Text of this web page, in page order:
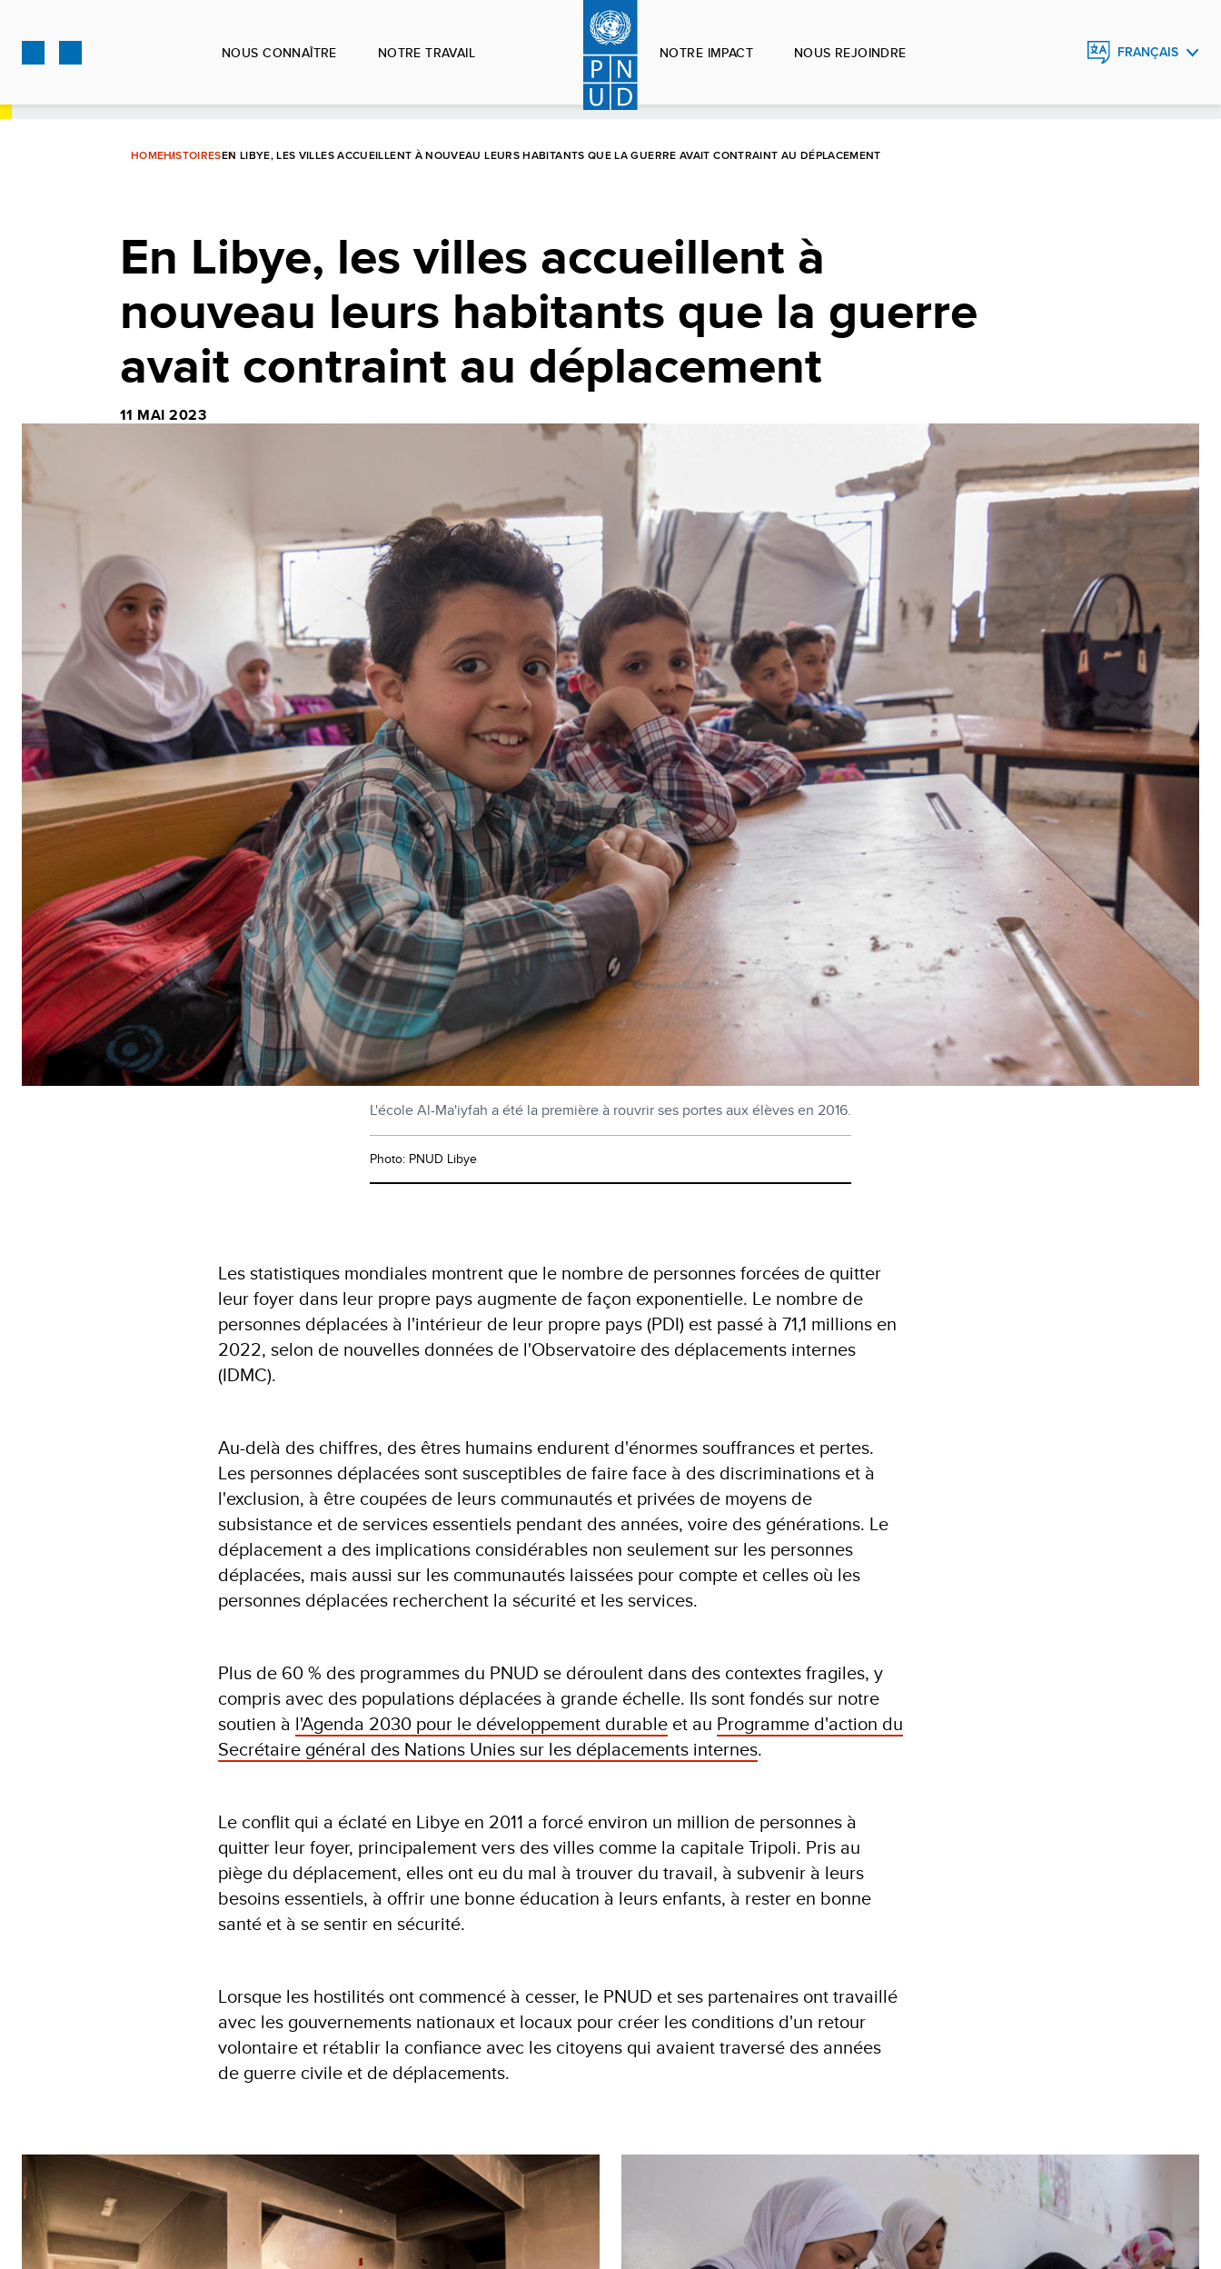
contenu
NOUS CONNAÎTRE NOTRE TRAVAIL NOTRE IMPACT NOUS REJOINDRE FRANÇAIS
HOMEHISTOIRESEN LIBYE, LES VILLES ACCUEILLENT À NOUVEAU LEURS HABITANTS QUE LA GUERRE AVAIT CONTRAINT AU DÉPLACEMENT
En Libye, les villes accueillent à
nouveau leurs habitants que la guerre
avait contraint au déplacement
11 MAI 2023
L'école Al-Ma'iyfah a été la première à rouvrir ses portes aux élèves en 2016.
Photo: PNUD Libye
Les statistiques mondiales montrent que le nombre de personnes forcées de quitter
leur foyer dans leur propre pays augmente de façon exponentielle. Le nombre de
personnes déplacées à l'intérieur de leur propre pays (PDI) est passé à 71,1 millions en
2022, selon de nouvelles données de l'Observatoire des déplacements internes
(IDMC).
Au-delà des chiffres, des êtres humains endurent d'énormes souffrances et pertes.
Les personnes déplacées sont susceptibles de faire face à des discriminations et à
l'exclusion, à être coupées de leurs communautés et privées de moyens de
subsistance et de services essentiels pendant des années, voire des générations. Le
déplacement a des implications considérables non seulement sur les personnes
déplacées, mais aussi sur les communautés laissées pour compte et celles où les
personnes déplacées recherchent la sécurité et les services.
Plus de 60 % des programmes du PNUD se déroulent dans des contextes fragiles, y
compris avec des populations déplacées à grande échelle. Ils sont fondés sur notre
soutien à l'Agenda 2030 pour le développement durable et au Programme d'action du
Secrétaire général des Nations Unies sur les déplacements internes.
Le conflit qui a éclaté en Libye en 2011 a forcé environ un million de personnes à
quitter leur foyer, principalement vers des villes comme la capitale Tripoli. Pris au
piège du déplacement, elles ont eu du mal à trouver du travail, à subvenir à leurs
besoins essentiels, à offrir une bonne éducation à leurs enfants, à rester en bonne
santé et à se sentir en sécurité.
Lorsque les hostilités ont commencé à cesser, le PNUD et ses partenaires ont travaillé
avec les gouvernements nationaux et locaux pour créer les conditions d'un retour
volontaire et rétablir la confiance avec les citoyens qui avaient traversé des années
de guerre civile et de déplacements.